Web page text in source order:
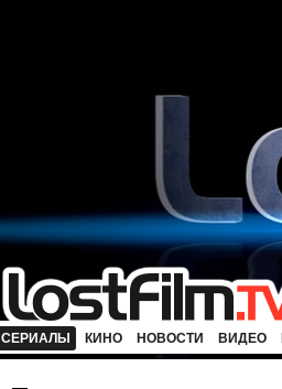
СЕРИАЛЫ КИНО НОВОСТИ ВИДЕО